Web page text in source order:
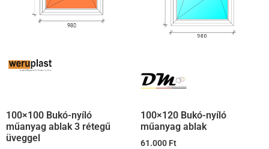
100×100 Bukó-nyíló
műanyag ablak 3 rétegű
üveggel
100×120 Bukó-nyíló
műanyag ablak
61.000 Ft